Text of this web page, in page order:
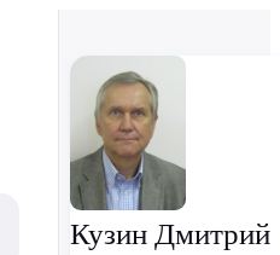
Кузин Дмитрий